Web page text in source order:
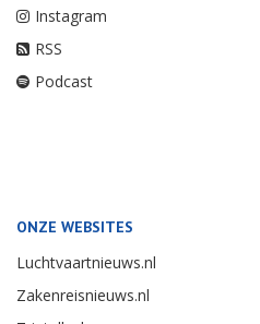
Instagram
RSS
Podcast
ONZE WEBSITES
Luchtvaartnieuws.nl
Zakenreisnieuws.nl